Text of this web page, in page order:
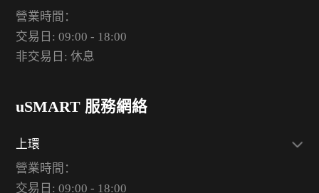
營業時間：
交易日: 09:00 - 18:00
非交易日: 休息
uSMART 服務網絡
上環
營業時間：
交易日: 09:00 - 18:00